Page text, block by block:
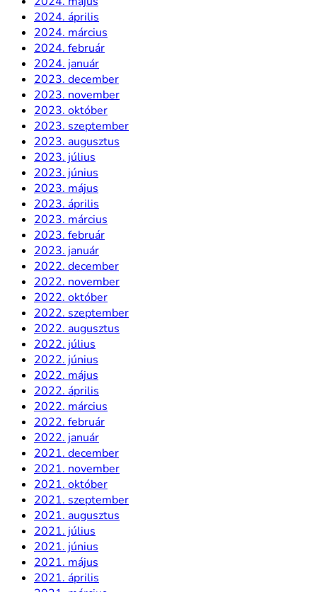
2024. április
2024. március
2024. február
2024. január
2023. december
2023. november
2023. október
2023. szeptember
2023. augusztus
2023. július
2023. június
2023. május
2023. április
2023. március
2023. február
2023. január
2022. december
2022. november
2022. október
2022. szeptember
2022. augusztus
2022. július
2022. június
2022. május
2022. április
2022. március
2022. február
2022. január
2021. december
2021. november
2021. október
2021. szeptember
2021. augusztus
2021. július
2021. június
2021. május
2021. április